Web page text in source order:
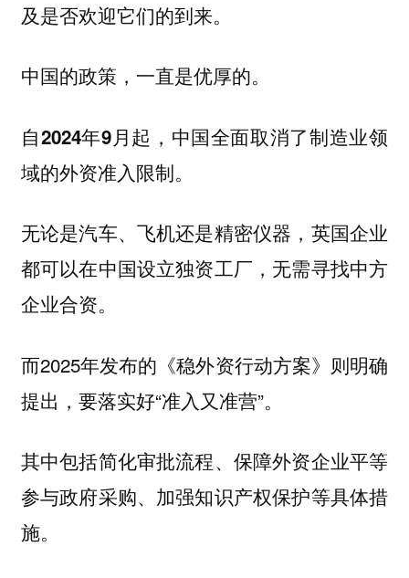
及是否欢迎它们的到来。
中国的政策，一直是优厚的。
自2024年9月起，中国全面取消了制造业领
域的外资准入限制。
无论是汽车、飞机还是精密仪器，英国企业
都可以在中国设立独资工厂，无需寻找中方
企业合资。
而2025年发布的《稳外资行动方案》则明确
提出，要落实好“准入又准营”。
其中包括简化审批流程、保障外资企业平等
参与政府采购、加强知识产权保护等具体措
施。